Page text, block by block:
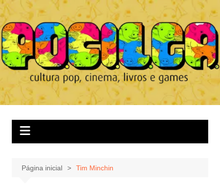
Ir
para
o
conteúdo
Página inicial Tim Minchin